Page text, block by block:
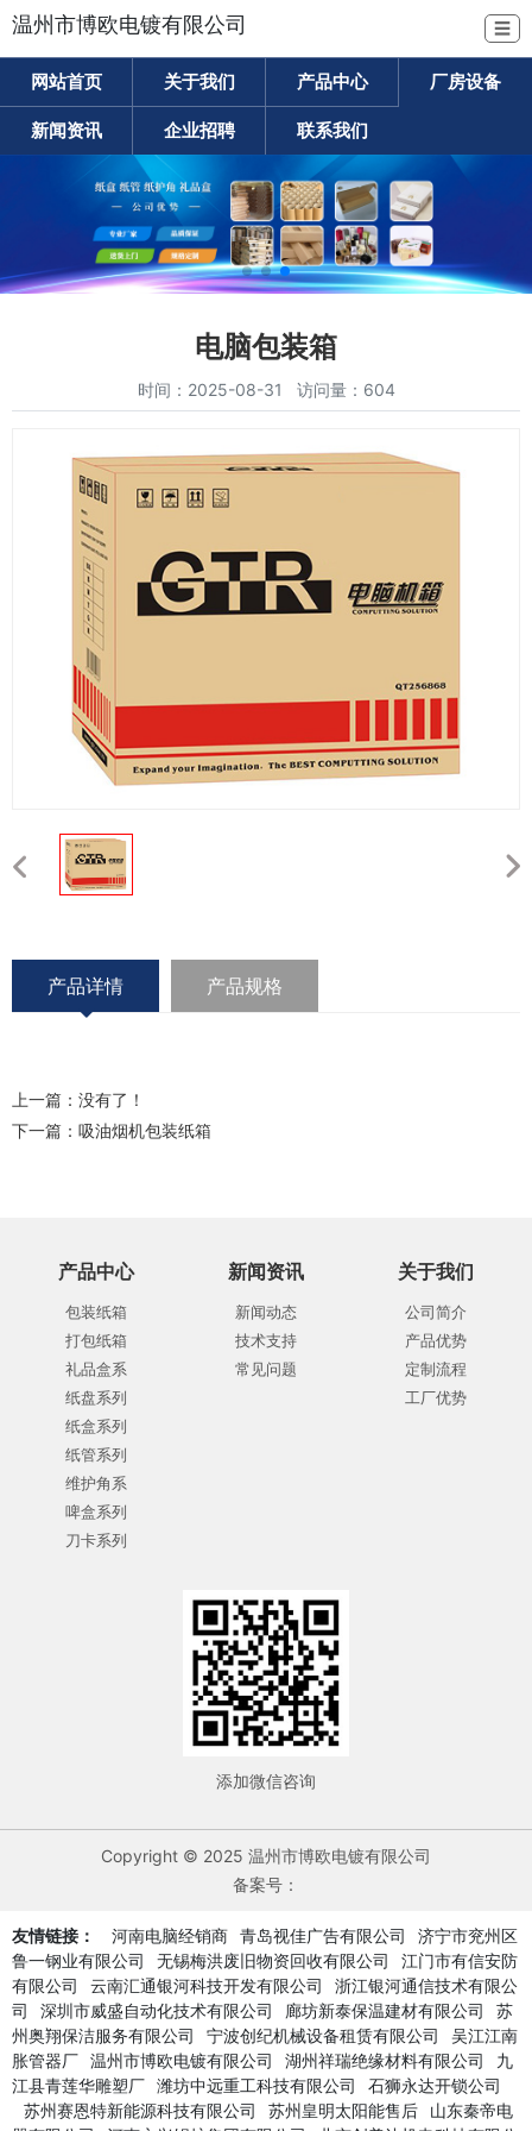
温州市博欧电镀有限公司 ☰
网站首页 关于我们 产品中心 厂房设备
新闻资讯 企业招聘 联系我们
电脑包装箱
时间：2025-08-31 访问量：604
产品详情 产品规格
上一篇：没有了！
下一篇： 吸油烟机包装纸箱
产品中心
包装纸箱
打包纸箱
礼品盒系
纸盘系列
纸盒系列
纸管系列
维护角系
啤盒系列
刀卡系列
新闻资讯
新闻动态
技术支持
常见问题
关于我们
公司简介
产品优势
定制流程
工厂优势
添加微信咨询
Copyright © 2025 温州市博欧电镀有限公司
备案号：
友情链接： 河南电脑经销商 青岛视佳广告有限公司
济宁市兖州区
鲁一钢业有限公司
无锡梅洪废旧物资回收有限公司
江门市有信安防
有限公司
云南汇通银河科技开发有限公司
浙江银河通信技术有限公
司
深圳市威盛自动化技术有限公司 廊坊新泰保温建材有限公司
苏
州奥翔保洁服务有限公司
宁波创纪机械设备租赁有限公司
吴江江南
胀管器厂 温州市博欧电镀有限公司 湖州祥瑞绝缘材料有限公司
九
江县青莲华雕塑厂 潍坊中远重工科技有限公司
石狮永达开锁公司
苏州赛恩特新能源科技有限公司
苏州皇明太阳能售后
山东秦帝电